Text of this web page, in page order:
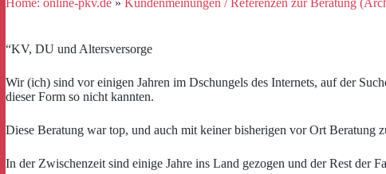
Home: online-pkv.de » Kundenmeinungen / Referenzen zur Beratung
“KV, DU und Altersversorge
Wir (ich) sind vor einigen Jahren im Dschungels des Internets, auf der
dieser Form so nicht kannten.
Diese Beratung war top, und auch mit keiner bisherigen vor Ort
In der Zwischenzeit sind einige Jahre ins Land gezogen und der Rest der